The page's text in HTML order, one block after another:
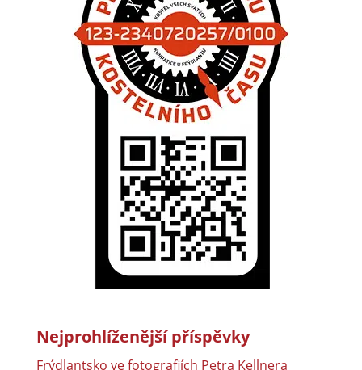
Nejprohlíženější příspěvky
Frýdlantsko ve fotografiích Petra Kellnera